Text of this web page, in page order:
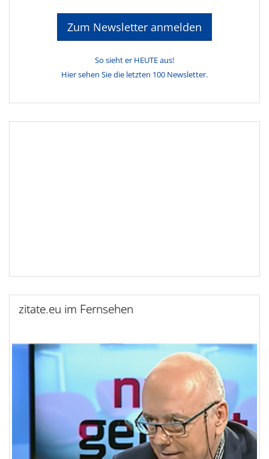
Zum Newsletter anmelden
So sieht er HEUTE aus!
Hier sehen Sie die letzten 100 Newsletter.
zitate.eu im Fernsehen